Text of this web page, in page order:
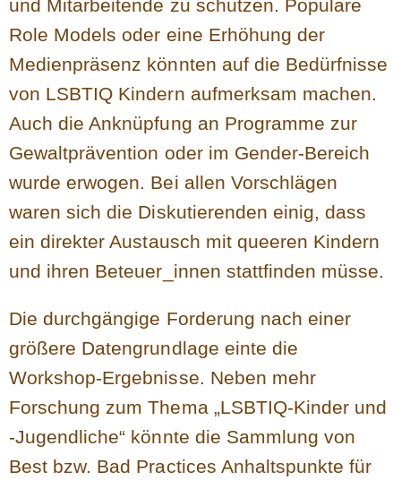
und Mitarbeitende zu schützen. Populäre
Role Models oder eine Erhöhung der
Medienpräsenz könnten auf die Bedürfnisse
von LSBTIQ Kindern aufmerksam machen.
Auch die Anknüpfung an Programme zur
Gewaltprävention oder im Gender-Bereich
wurde erwogen. Bei allen Vorschlägen
waren sich die Diskutierenden einig, dass
ein direkter Austausch mit queeren Kindern
und ihren Beteuer_innen stattfinden müsse.
Die durchgängige Forderung nach einer
größere Datengrundlage einte die
Workshop-Ergebnisse. Neben mehr
Forschung zum Thema „LSBTIQ-Kinder und
-Jugendliche“ könnte die Sammlung von
Best bzw. Bad Practices Anhaltspunkte für